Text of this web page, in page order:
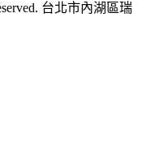
台北市內湖區瑞